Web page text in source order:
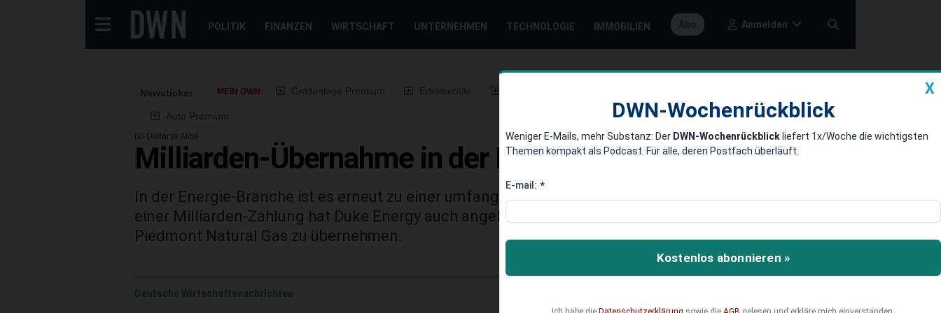
POLITIK FINANZEN WIRTSCHAFT UNTERNEHMEN TECHNOLOGIE IMMOBILIEN Abo Anmelden
Newsticker MEIN DWN: Geldanlage Premium Edelmetalle
Auto Premium
60 Dollar je Aktie
Milliarden-Übernahme in der Erdgas-Branche
In der Energie-Branche ist es erneut zu einer umfangreichen Übernahme gekommen. Neben
einer Milliarden-Zahlung hat Duke Energy auch angekündigt, die Schulden des Erdgaslieferanten
Piedmont Natural Gas zu übernehmen.
Deutsche Wirtschaftsnachrichten
X
DWN-Wochenrückblick
Weniger E-Mails, mehr Substanz: Der DWN-Wochenrückblick liefert 1x/Woche die wichtigsten
Themen kompakt als Podcast. Für alle, deren Postfach überläuft.
E-mail: *
Kostenlos abonnieren »